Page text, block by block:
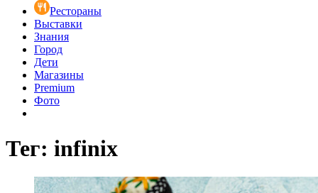
Рестораны
Выставки
Знания
Город
Дети
Магазины
Premium
Фото
Тег: infinix